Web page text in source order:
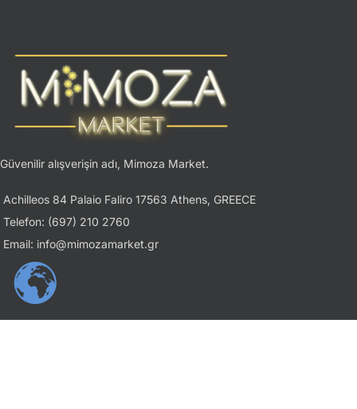
Güvenilir alışverişin adı, Mimoza Market.
Achilleos 84 Palaio Faliro 17563 Athens, GREECE
Telefon: (697) 210 2760
Email: info@mimozamarket.gr